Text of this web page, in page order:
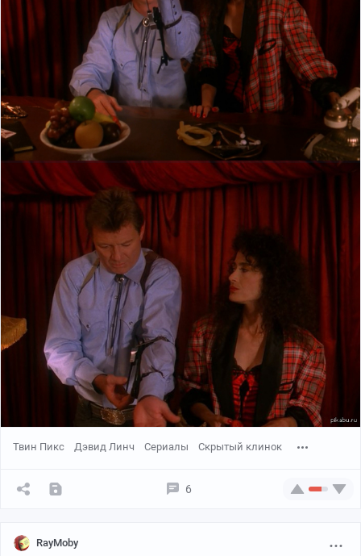
Твин Пикс Дэвид Линч Сериалы Скрытый клинок
6
RayMoby